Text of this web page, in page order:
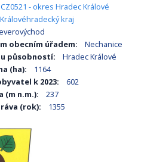
CZ0521 - okres Hradec Králové
kraj
obecním úřadem:
Nechanice
působností:
Hradec Králové
(ha):
1164
k 2023:
602
(m n.m.):
237
(rok):
1355